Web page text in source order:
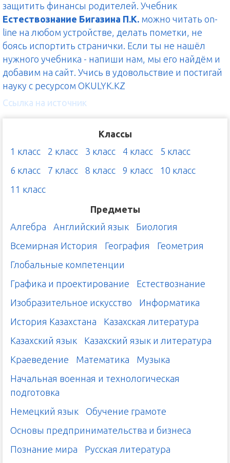
защитить финансы родителей. Учебник
Естествознание Бигазина П.К. можно читать on-
line на любом устройстве, делать пометки, не
боясь испортить странички. Если ты не нашёл
нужного учебника - напиши нам, мы его найдём и
добавим на сайт. Учись в удовольствие и постигай
науку с ресурсом OKULYK.KZ
Ссылка на источник
Классы
1 класс
2 класс 3 класс 4 класс
5 класс
6 класс
7 класс 8 класс 9 класс
10 класс
11 класс
Предметы
Алгебра
Английский язык
Биология
Всемирная История
География
Геометрия
Глобальные компетенции
Графика и проектирование
Естествознание
Изобразительное искусство
Информатика
История Казахстана
Казахская литература
Казахский язык
Казахский язык и литература
Краеведение
Математика
Музыка
Начальная военная и технологическая
подготовка
Немецкий язык
Обучение грамоте
Основы предпринимательства и бизнеса
Познание мира
Русская литература